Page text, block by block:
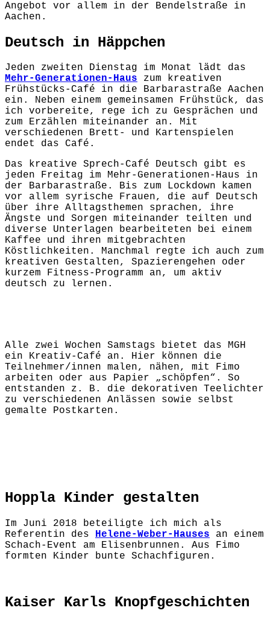
Angebot vor allem in der Bendelstraße in
Aachen.
Deutsch in Häppchen
Jeden zweiten Dienstag im Monat lädt das
Mehr-Generationen-Haus
zum kreativen
Frühstücks-Café in die Barbarastraße Aachen
ein. Neben einem gemeinsamen Frühstück, das
ich vorbereite, rege ich zu Gesprächen und
zum Erzählen miteinander an. Mit
verschiedenen Brett- und Kartenspielen
endet das Café.
Das kreative Sprech-Café Deutsch gibt es
jeden Freitag im Mehr-Generationen-Haus in
der Barbarastraße. Bis zum Lockdown kamen
vor allem syrische Frauen, die auf Deutsch
über ihre Alltagsthemen sprachen, ihre
Ängste und Sorgen miteinander teilten und
diverse Unterlagen bearbeiteten bei einem
Kaffee und ihren mitgebrachten
Köstlichkeiten. Manchmal regte ich auch zum
kreativen Gestalten, Spazierengehen oder
kurzem Fitness-Programm an, um aktiv
deutsch zu lernen.
Alle zwei Wochen Samstags bietet das MGH
ein Kreativ-Café an. Hier können die
Teilnehmer/innen malen, nähen, mit Fimo
arbeiten oder aus Papier „schöpfen“. So
entstanden z. B. die dekorativen Teelichter
zu verschiedenen Anlässen sowie selbst
gemalte Postkarten.
Hoppla Kinder gestalten
Im Juni 2018 beteiligte ich mich als
Referentin des Helene-Weber-Hauses
an einem
Schach-Event am Elisenbrunnen. Aus Fimo
formten Kinder bunte Schachfiguren.
Kaiser Karls Knopfgeschichten